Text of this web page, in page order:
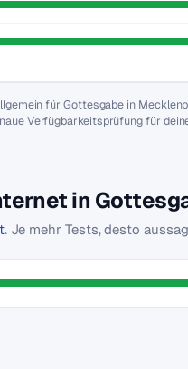
für Gottesgabe in
Verfügbarkeitsprüfung für
in
. Je mehr Tests, desto